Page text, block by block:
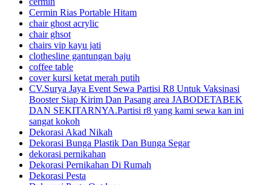
Cermin Rias Portable Hitam
chair ghost acrylic
chair ghsot
chairs vip kayu jati
clothesline gantungan baju
coffee table
cover kursi ketat merah putih
CV.Surya Jaya Event Sewa Partisi R8 Untuk Vaksinasi
Booster Siap Kirim Dan Pasang area JABODETABEK
DAN SEKITARNYA.Partisi r8 yang kami sewa kan ini
sangat kokoh
Dekorasi Akad Nikah
Dekorasi Bunga Plastik Dan Bunga Segar
dekorasi pernikahan
Dekorasi Pernikahan Di Rumah
Dekorasi Pesta